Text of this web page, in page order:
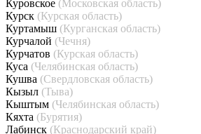
Куровское (Московская область)
Курск (Курская область)
Куртамыш (Курганская область)
Курчалой (Чечня)
Курчатов (Курская область)
Куса (Челябинская область)
Кушва (Свердловская область)
Кызыл (Тыва)
Кыштым (Челябинская область)
Кяхта (Бурятия)
Лабинск (Краснодарский край)